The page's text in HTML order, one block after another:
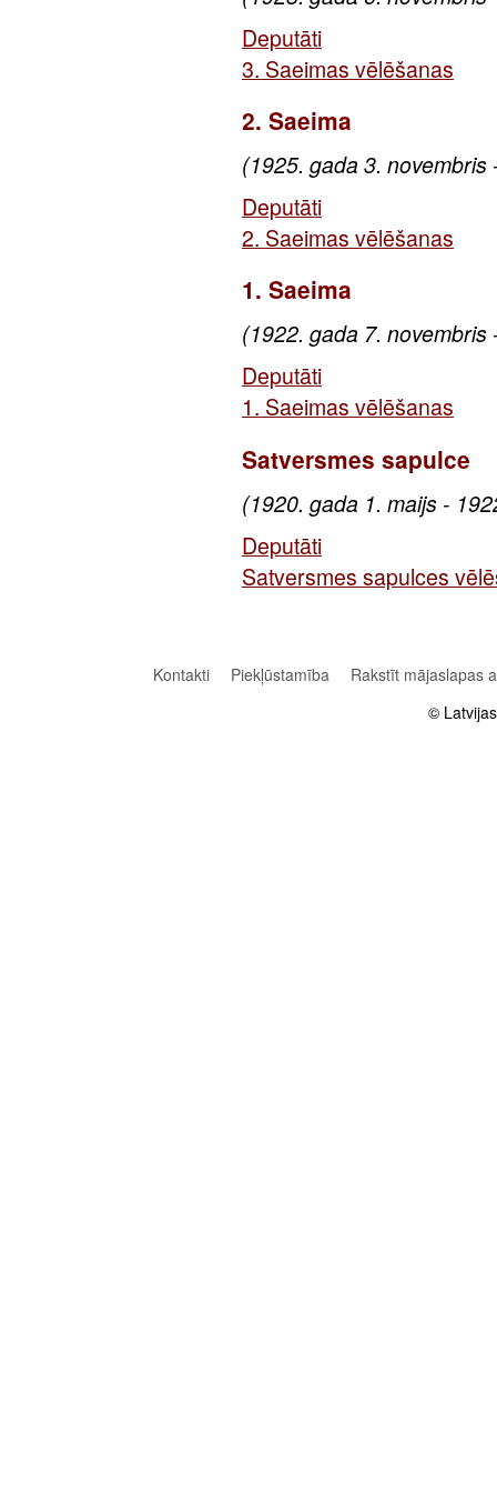
Deputāti
3. Saeimas vēlēšanas
2. Saeima
(1925. gada 3.
Deputāti
2. Saeimas vēlēšanas
1. Saeima
(1922. gada 7.
Deputāti
1. Saeimas vēlēšanas
Satversmes sapulce
(1920. gada 1. maijs -
Deputāti
Satversmes sapulces
Kontakti Piekļūstamība
Rakstīt mājaslapas
©